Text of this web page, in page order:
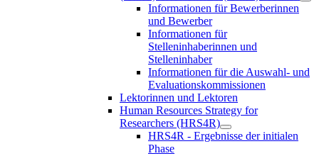
Informationen für Bewerberinnen
und Bewerber
Informationen für
Stelleninhaberinnen und
Stelleninhaber
Informationen für die Auswahl- und
Evaluationskommissionen
Lektorinnen und Lektoren
Human Resources Strategy for
Researchers (HRS4R)
HRS4R - Ergebnisse der initialen
Phase